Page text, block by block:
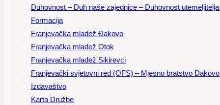
Duhovnost – Duh naše zajednice – Duhovnost
Formacija
Franjevačka mladež Đakovo
Franjevačka mladež Otok
Franjevačka mladež Sikirevci
Franjevački svjetovni red (OFS) – Mjesno bratstvo Đakovo
Izdavaštvo
Karta Družbe